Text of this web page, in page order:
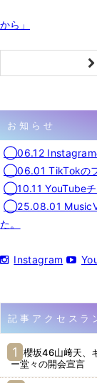
から」
お知らせ
◯06.12 Instagram
◯06.01 TikTokのフ
◯10.11 YouTubeチ
◯25.08.01
た。
Instagram
記事アクセスラ
櫻坂46山﨑天、ギ
ー堂々の開会宣言